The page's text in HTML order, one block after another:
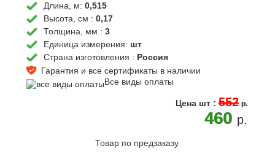
Длина, м: 0,515
Высота, см : 0,17
Толщина, мм : 3
Единица измерения: шт
Страна изготовления : Россия
Гарантия и все сертификаты в наличии
Все виды оплаты
Цена шт : 552 p.
460 p.
Товар по предзаказу